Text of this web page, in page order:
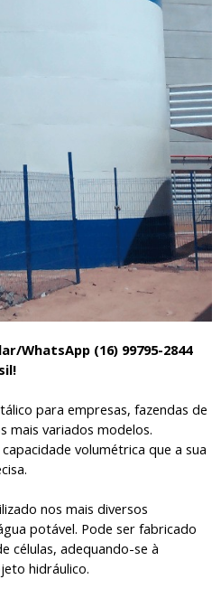
WhatsApp (16) 99795-2844
para empresas, fazendas de
mais variados modelos.
volumétrica que a sua
nos mais diversos
potável. Pode ser fabricado
células, adequando-se à
hidráulico.